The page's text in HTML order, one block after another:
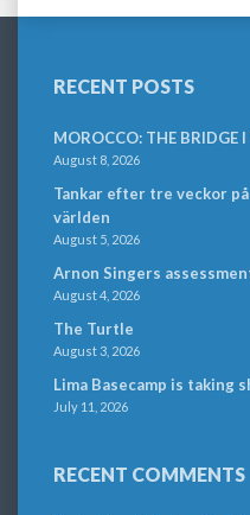
RECENT POSTS
MOROCCO: THE BRIDGE
August 8, 2026
Tankar efter tre veckor
världen
August 5, 2026
Arnon Singers
August 4, 2026
The Turtle
August 3, 2026
Lima Basecamp is taking
July 11, 2026
RECENT COMMENTS